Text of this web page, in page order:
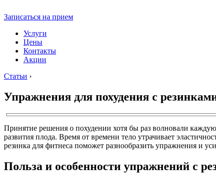
Записаться на прием
Услуги
Цены
Контакты
Акции
Статьи ›
Упражнения для похудения с
Принятие решения о похудении хотя бы раз волновали
развития плода. Время от времени тело утрачивает
резинка для фитнеса поможет разнообразить упражнения и
Польза и особенности упражнений с